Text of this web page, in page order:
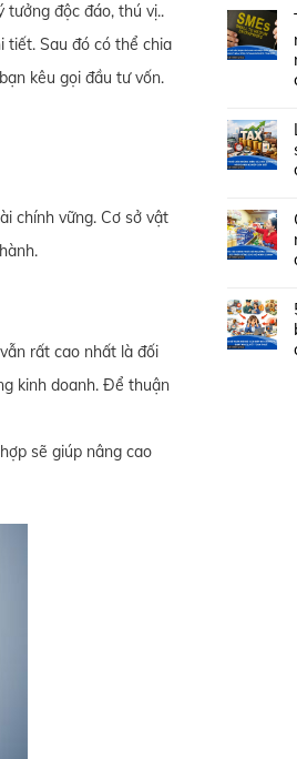
tưởng độc đáo, thú vị..
tiết. Sau đó có thể chia
kêu gọi đầu tư vốn.
chính vững. Cơ sở vật
rất cao nhất là đối
kinh doanh. Để thuận
sẽ giúp nâng cao